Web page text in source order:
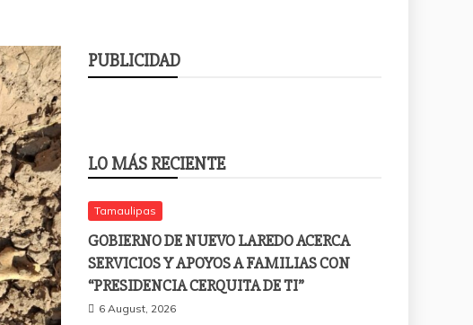
PUBLICIDAD
LO MÁS RECIENTE
Tamaulipas
GOBIERNO DE NUEVO LAREDO ACERCA
SERVICIOS Y APOYOS A FAMILIAS CON
“PRESIDENCIA CERQUITA DE TI”
6 August, 2026